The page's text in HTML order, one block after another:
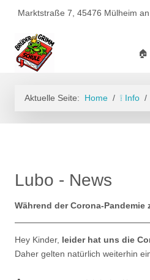
Marktstraße 7, 45476 Mülheim
🏠
Aktuelle Seite: Home ❕ Info
Lubo - News
Während der Corona-
Hey Kinder, leider hat uns die
Daher gelten natürlich weiterhin